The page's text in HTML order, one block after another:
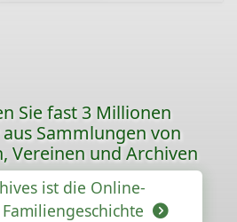
Sie fast 3 Millionen
Sammlungen von
Vereinen und Archiven
ist die Online-